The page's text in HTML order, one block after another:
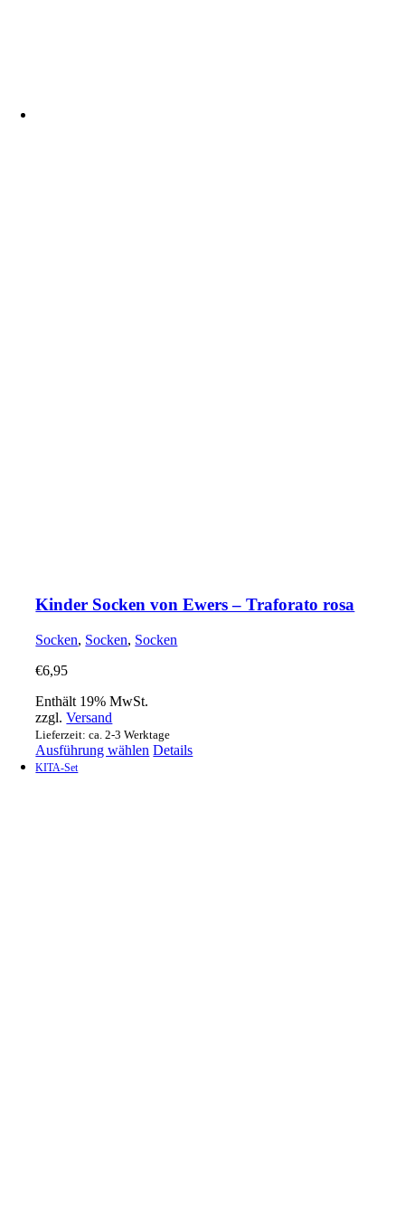
Kinder Socken von Ewers – Traforato rosa
Socken, Socken, Socken
€6,95
Enthält 19% MwSt.
zzgl.Versand
Lieferzeit: ca. 2-3 Werktage
Ausführung wählen Dieses
Details
KITA-Set